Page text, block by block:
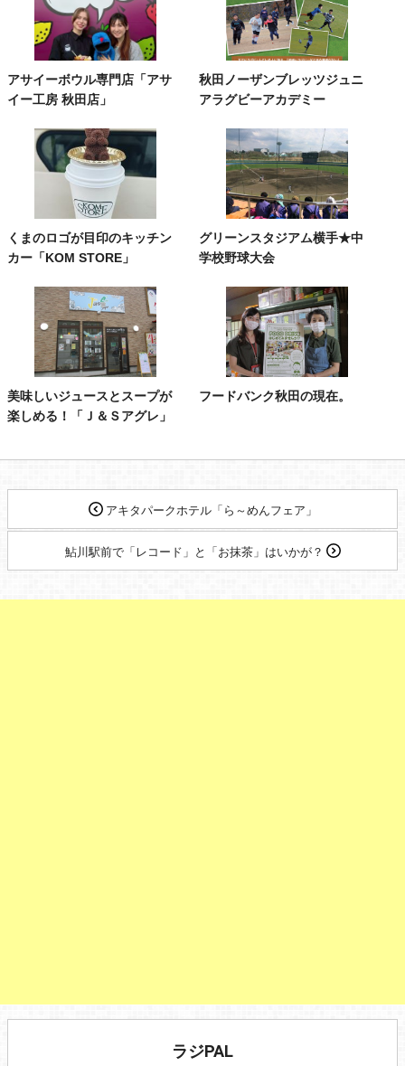
アサイーボウル専門店「アサ
イー工房 秋田店」
秋田ノーザンブレッツジュニ
アラグビーアカデミー
くまのロゴが目印のキッチン
カー「KOM STORE」
グリーンスタジアム横手★中
学校野球大会
美味しいジュースとスープが
楽しめる！「Ｊ＆Ｓアグレ」
フードバンク秋田の現在。
アキタパークホテル「ら～めんフェア」
鮎川駅前で「レコード」と「お抹茶」はいかが？
ラジPAL